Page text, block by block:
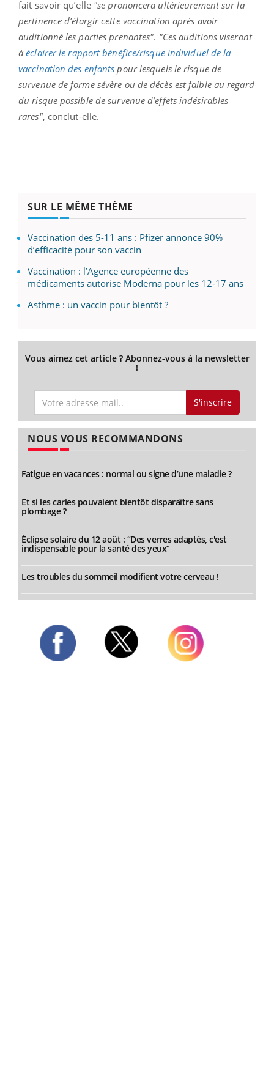
fait savoir qu’elle "se prononcera ultérieurement sur la
pertinence d’élargir cette vaccination après avoir
auditionné les parties prenantes". "Ces auditions viseront
àéclairer le rapport bénéfice/risque individuel de la
vaccination des enfants pour lesquels le risque de
survenue de forme sévère ou de décès est faible au regard
du risque possible de survenue d’effets indésirables
rares", conclut-elle.
SUR LE MÊME THÈME
Vaccination des 5-11 ans : Pfizer annonce 90%
d’efficacité pour son vaccin
Vaccination : l’Agence européenne des
médicaments autorise Moderna pour les 12-17 ans
Asthme : un vaccin pour bientôt ?
Vous aimez cet article ? Abonnez-vous à la newsletter
!
S'inscrire
NOUS VOUS RECOMMANDONS
Fatigue en vacances : normal ou signe d’une maladie ?
Et si les caries pouvaient bientôt disparaître sans
plombage ?
Éclipse solaire du 12 août : “Des verres adaptés, c'est
indispensable pour la santé des yeux”
Les troubles du sommeil modifient votre cerveau !